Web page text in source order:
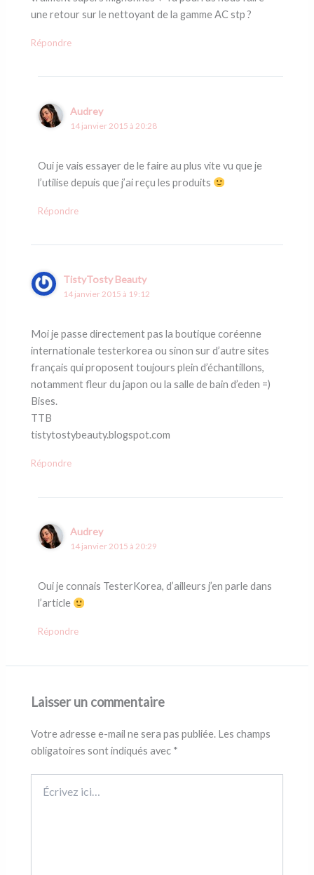
une retour sur le nettoyant de la gamme AC stp ?
Répondre
Audrey
14 janvier 2015 à 20:28
Oui je vais essayer de le faire au plus vite vu que je
l’utilise depuis que j’ai reçu les produits
Répondre
TistyTosty Beauty
14 janvier 2015 à 19:12
Moi je passe directement pas la boutique coréenne
internationale testerkorea ou sinon sur d’autre sites
français qui proposent toujours plein d’échantillons,
notamment fleur du japon ou la salle de bain d’eden =)
Bises.
TTB
tistytostybeauty.blogspot.com
Répondre
Audrey
14 janvier 2015 à 20:29
Oui je connais TesterKorea, d’ailleurs j’en parle dans
l’article
Répondre
Laisser un commentaire
Votre adresse e-mail ne sera pas publiée. Les champs
obligatoires sont indiqués avec *
ici…